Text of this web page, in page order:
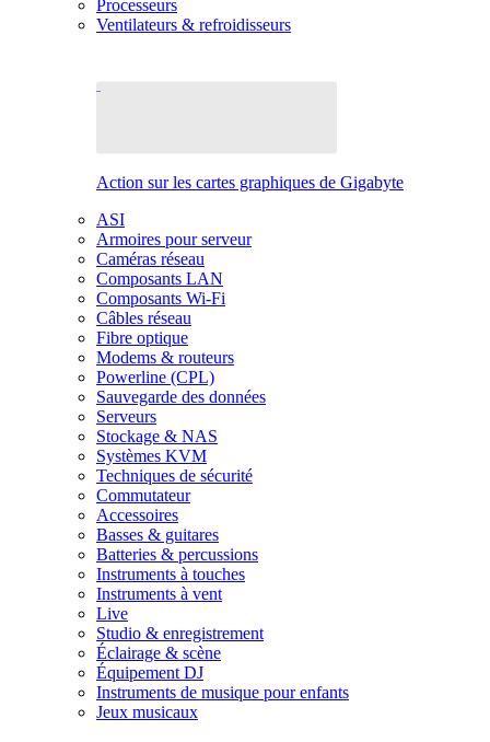
Processeurs
Ventilateurs & refroidisseurs
Action sur les cartes graphiques de Gigabyte
ASI
Armoires pour serveur
Caméras réseau
Composants LAN
Composants Wi-Fi
Câbles réseau
Fibre optique
Modems & routeurs
Powerline (CPL)
Sauvegarde des données
Serveurs
Stockage & NAS
Systèmes KVM
Techniques de sécurité
Commutateur
Accessoires
Basses & guitares
Batteries & percussions
Instruments à touches
Instruments à vent
Live
Studio & enregistrement
Éclairage & scène
Équipement DJ
Instruments de musique pour enfants
Jeux musicaux